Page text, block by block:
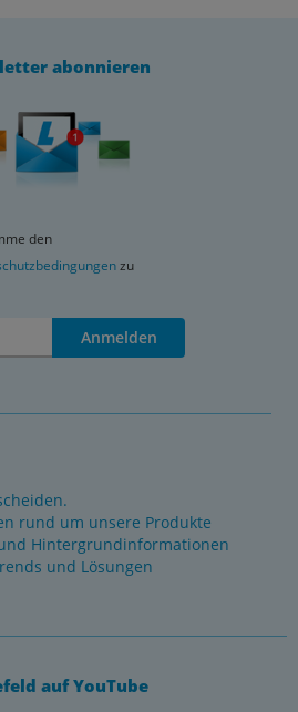
abonnieren
den
zu
Anmelden
rund um unsere Produkte
Hintergrundinformationen
und Lösungen
auf YouTube